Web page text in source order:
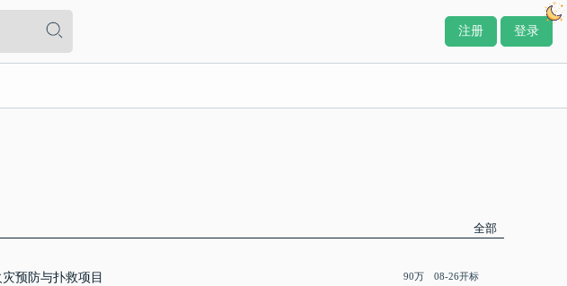
注册 登录
全部
预防与扑救项目 90万 08-26开标